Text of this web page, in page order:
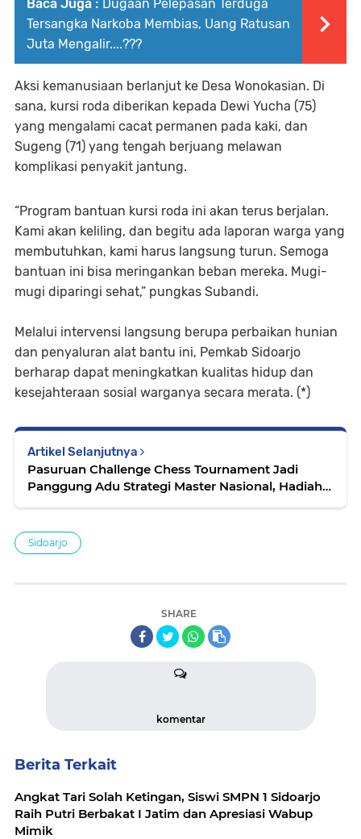
Baca Juga : Dugaan Pelepasan Terduga
Tersangka Narkoba Membias, Uang Ratusan
Juta Mengalir....???
Aksi kemanusiaan berlanjut ke Desa Wonokasian. Di
sana, kursi roda diberikan kepada Dewi Yucha (75)
yang mengalami cacat permanen pada kaki, dan
Sugeng (71) yang tengah berjuang melawan
komplikasi penyakit jantung.
“Program bantuan kursi roda ini akan terus berjalan.
Kami akan keliling, dan begitu ada laporan warga yang
membutuhkan, kami harus langsung turun. Semoga
bantuan ini bisa meringankan beban mereka. Mugi-
mugi diparingi sehat,” pungkas Subandi.
Melalui intervensi langsung berupa perbaikan hunian
dan penyaluran alat bantu ini, Pemkab Sidoarjo
berharap dapat meningkatkan kualitas hidup dan
kesejahteraan sosial warganya secara merata. (*)
Artikel Selanjutnya
Pasuruan Challenge Chess Tournament Jadi
Panggung Adu Strategi Master Nasional, Hadiah
Sidoarjo
SHARE
komentar
Berita Terkait
Angkat Tari Solah Ketingan, Siswi SMPN 1 Sidoarjo
Raih Putri Berbakat I Jatim dan Apresiasi Wabup
Mimik